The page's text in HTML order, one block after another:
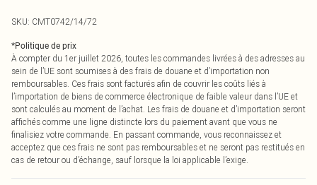
SKU: CMT0742/14/72
*Politique de prix
À compter du 1er juillet 2026, toutes les commandes livrées à des adresses au
sein de l’UE sont soumises à des frais de douane et d’importation non
remboursables. Ces frais sont facturés afin de couvrir les coûts liés à
l’importation de biens de commerce électronique de faible valeur dans l’UE et
sont calculés au moment de l’achat. Les frais de douane et d’importation seront
affichés comme une ligne distincte lors du paiement avant que vous ne
finalisiez votre commande. En passant commande, vous reconnaissez et
acceptez que ces frais ne sont pas remboursables et ne seront pas restitués en
cas de retour ou d’échange, sauf lorsque la loi applicable l’exige.